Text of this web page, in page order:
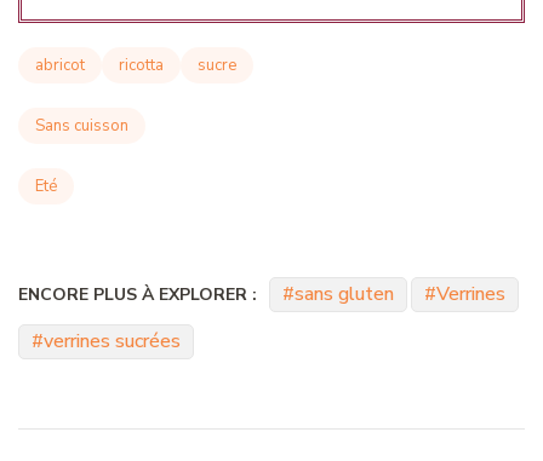
abricot ricotta sucre
Sans cuisson
Eté
ENCORE PLUS À EXPLORER : sans gluten
Verrines
verrines sucrées